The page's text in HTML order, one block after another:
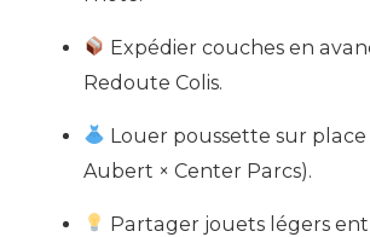
Expédier couches en
Redoute Colis.
Louer poussette sur
Aubert × Center Parcs).
Partager jouets légers